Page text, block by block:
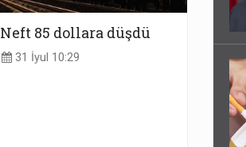
Neft 85 dollara düşdü
31 İyul 10:29